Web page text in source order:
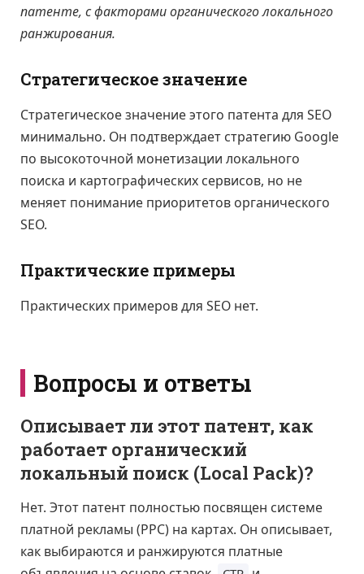
патенте, с факторами органического локального
ранжирования.
Стратегическое значение
Стратегическое значение этого патента для SEO
минимально. Он подтверждает стратегию Google
по высокоточной монетизации локального
поиска и картографических сервисов, но не
меняет понимание приоритетов органического
SEO.
Практические примеры
Практических примеров для SEO нет.
Вопросы и ответы
Описывает ли этот патент, как
работает органический
локальный поиск (Local Pack)?
Нет. Этот патент полностью посвящен системе
платной рекламы (PPC) на картах. Он описывает,
как выбираются и ранжируются платные